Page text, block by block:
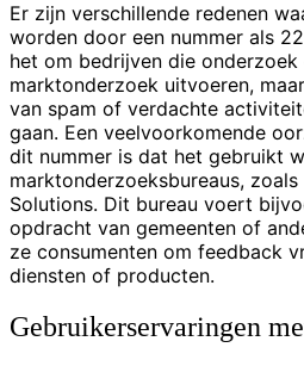
Er zijn verschillende redenen
worden door een nummer als
het om bedrijven die
marktonderzoek uitvoeren,
van spam of verdachte
gaan. Een veelvoorkomende
dit nummer is dat het gebruikt
marktonderzoeksbureaus, zoals
Solutions. Dit bureau voert
opdracht van gemeenten of
ze consumenten om feedback
diensten of producten.
Gebruikerservaringen